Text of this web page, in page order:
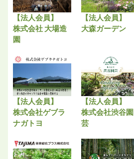
【法人会員】
株式会社 大場造
園
【法人会員】
大森ガーデン
【法人会員】
株式会社ゲブラ
ナガトヨ
【法人会員】
株式会社渋谷園
芸